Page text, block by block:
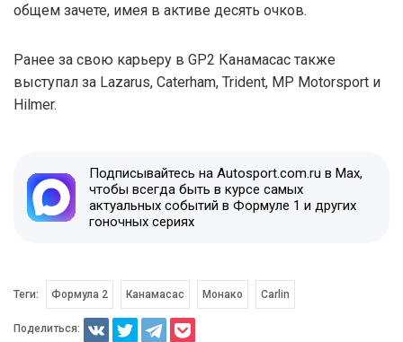
общем зачете, имея в активе десять очков.
Ранее за свою карьеру в GP2 Канамасас также
выступал за Lazarus, Caterham, Trident, MP Motorsport и
Hilmer.
Подписывайтесь на Autosport.com.ru в Max,
чтобы всегда быть в курсе самых
актуальных событий в Формуле 1 и других
гоночных сериях
Теги: Формула 2 Канамасас Монако Carlin
Поделиться: